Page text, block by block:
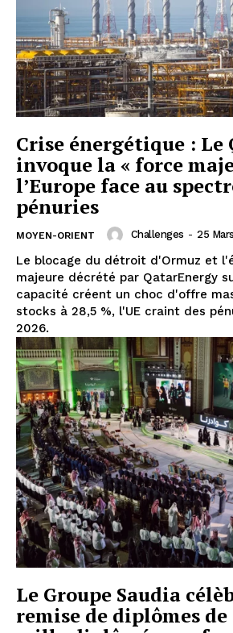
Crise énergétique : Le
invoque la « force
l’Europe face au
pénuries
MOYEN-ORIENT Challenges - 25
Le blocage du détroit d'Ormuz et
majeure décrété par QatarEnergy
capacité créent un choc d'offre
stocks à 28,5 %, l'UE craint des
2026.
Le Groupe Saudia
remise de diplômes de